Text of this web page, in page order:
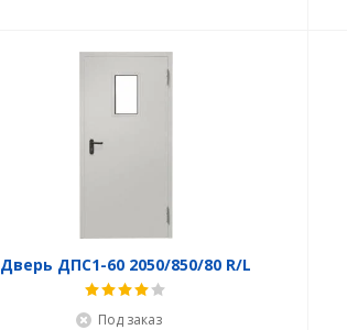
Дверь ДПC1-60 2050/850/80 R/L
Под заказ